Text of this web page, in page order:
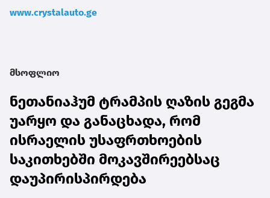
www.crystalauto.ge
მსოფლიო
ნეთანიაჰუმ ტრამპის ღაზის გეგმა
უარყო და განაცხადა, რომ
ისრაელის უსაფრთხოების
საკითხებში მოკავშირეებსაც
დაუპირისპირდება